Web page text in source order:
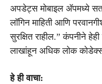
अपडेट्स मोबाइल अ‍ॅपमध्ये
लॉगिन माहिती आणि
सुरक्षित राहील.” कंपनीने
लाखांहून अधिक लोक
हे ही वाचा: